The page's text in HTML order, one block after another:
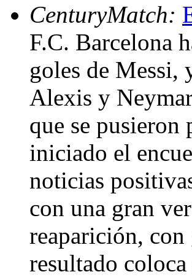
CenturyMatch:
F.C. Barcelona
goles de Messi,
Alexis y
que se pusieron
iniciado el
noticias
con una gran
reaparición,
resultado